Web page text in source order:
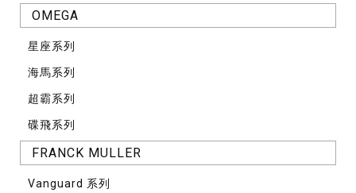
OMEGA
星座系列
海馬系列
超霸系列
碟飛系列
FRANCK MULLER
Vanguard 系列